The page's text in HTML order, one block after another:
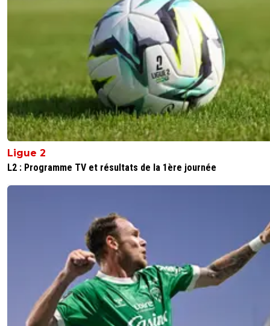
Ligue 2
L2 : Programme TV et résultats de la 1ère journée